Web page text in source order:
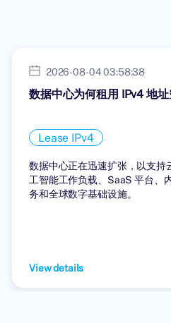
2026-08-04 03:58:38
数据中心为何租用 IPv4 地
Lease IPv4
数据中心正在迅速扩张，以支持
工智能工作负载、SaaS 平台、
务和全球数字基础设施。
View details